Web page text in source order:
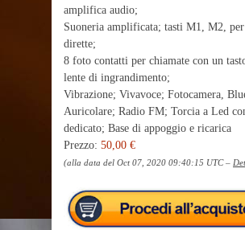
amplifica audio;
Suoneria amplificata; tasti M1, M2,
dirette;
8 foto contatti per chiamate con un
lente di ingrandimento;
Vibrazione; Vivavoce; Fotocamera,
Auricolare; Radio FM; Torcia a Led
dedicato; Base di appoggio e ricarica
Prezzo: 50,00 €
(alla data del Oct 07, 2020 09:40:15 UTC –